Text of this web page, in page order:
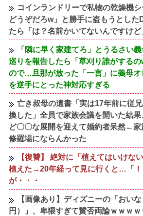
コインランドリーで私物の乾燥機
どうぞだろw」と勝手に盗もうとした
たら「は？名前かいてないんですけど
「隣に早く家建てろ」とうるさい
巡りを報告したら「草刈り誰がする
ので…旦那が放った「一言」に義母
を逆手にとった神対応すぎる
亡き叔母の遺書「実は17年前に従
換した」全員で家族会議を開いた結
ど〇〇な展開を迎えて婚約者呆然←家
修羅場にならんかった
【復讐】 絶対に「植えてはいけな
植えた→20年経って見に行くと…「！
が・・・
【画像あり】ディズニーの「おい
円）」、卑猥すぎて賛否両論ｗｗｗｗ